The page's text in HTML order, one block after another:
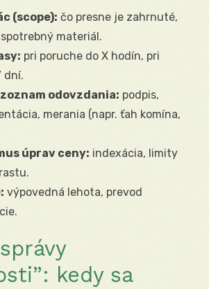
(scope): čo presne je zahrnuté,
materiál.
pri poruche do X hodín, pri
dní.
odovzdania: podpis,
merania (napr. ťah komína,
úprav ceny: indexácia, limity
výpovedná lehota, prevod
kedy sa